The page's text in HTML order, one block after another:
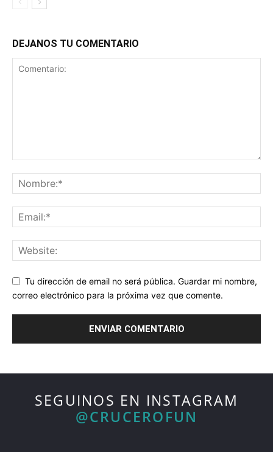
DEJANOS TU COMENTARIO
Tu dirección de email no será pública. Guardar mi nombre,
correo electrónico para la próxima vez que comente.
SEGUINOS EN INSTAGRAM
@CRUCEROFUN